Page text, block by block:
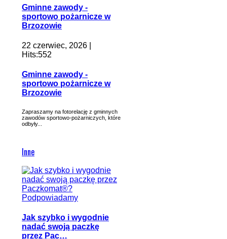
Gminne zawody -
sportowo pożarnicze w
Brzozowie
22 czerwiec, 2026 |
Hits:552
Gminne zawody -
sportowo pożarnicze w
Brzozowie
Zapraszamy na fotorelację z gminnych
zawodów sportowo-pożarniczych, które
odbyły...
Inne
Jak szybko i wygodnie
nadać swoją paczkę
przez Pac…